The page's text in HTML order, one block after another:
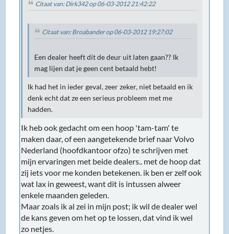
Citaat van: Dirk342 op 06-03-2012 21:42:22
Citaat van: Broabander op 06-03-2012 19:27:02
Een dealer heeft dít de deur uit laten gaan?? Ik
mag lijen dat je geen cent betaald hebt!
Ik had het in ieder geval, zeer zeker, niet betaald en ik
denk echt dat ze een serieus probleem met me
hadden.
Ik heb ook gedacht om een hoop 'tam-tam' te
maken daar, of een aangetekende brief naar Volvo
Nederland (hoofdkantoor ofzo) te schrijven met
mijn ervaringen met beide dealers.. met de hoop dat
zij iets voor me konden betekenen. ik ben er zelf ook
wat lax in geweest, want dit is intussen alweer
enkele maanden geleden.
Maar zoals ik al zei in mijn post; ik wil de dealer wel
de kans geven om het op te lossen, dat vind ik wel
zo netjes.